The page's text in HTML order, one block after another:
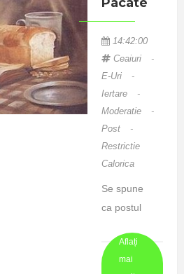
14:42:00
Ceaiuri
-
E-Uri
-
Iertare
-
Moderatie
-
Post
-
Restrictie
Calorica
Se spune
ca postul
sanatatii, un
izvor de
Aflați
mai